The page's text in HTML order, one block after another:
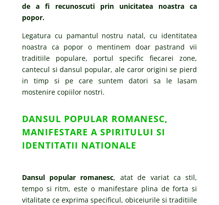
de a fi recunoscuti prin unicitatea noastra ca
popor.
Legatura cu pamantul nostru natal, cu identitatea
noastra ca popor o mentinem doar pastrand vii
traditiile populare, portul specific fiecarei zone,
cantecul si dansul popular, ale caror origini se pierd
in timp si pe care suntem datori sa le lasam
mostenire copiilor nostri.
DANSUL POPULAR ROMANESC,
MANIFESTARE A SPIRITULUI SI
IDENTITATII NATIONALE
Dansul popular romanesc, atat de variat ca stil,
tempo si ritm, este o manifestare plina de forta si
vitalitate ce exprima specificul, obiceiurile si traditiile